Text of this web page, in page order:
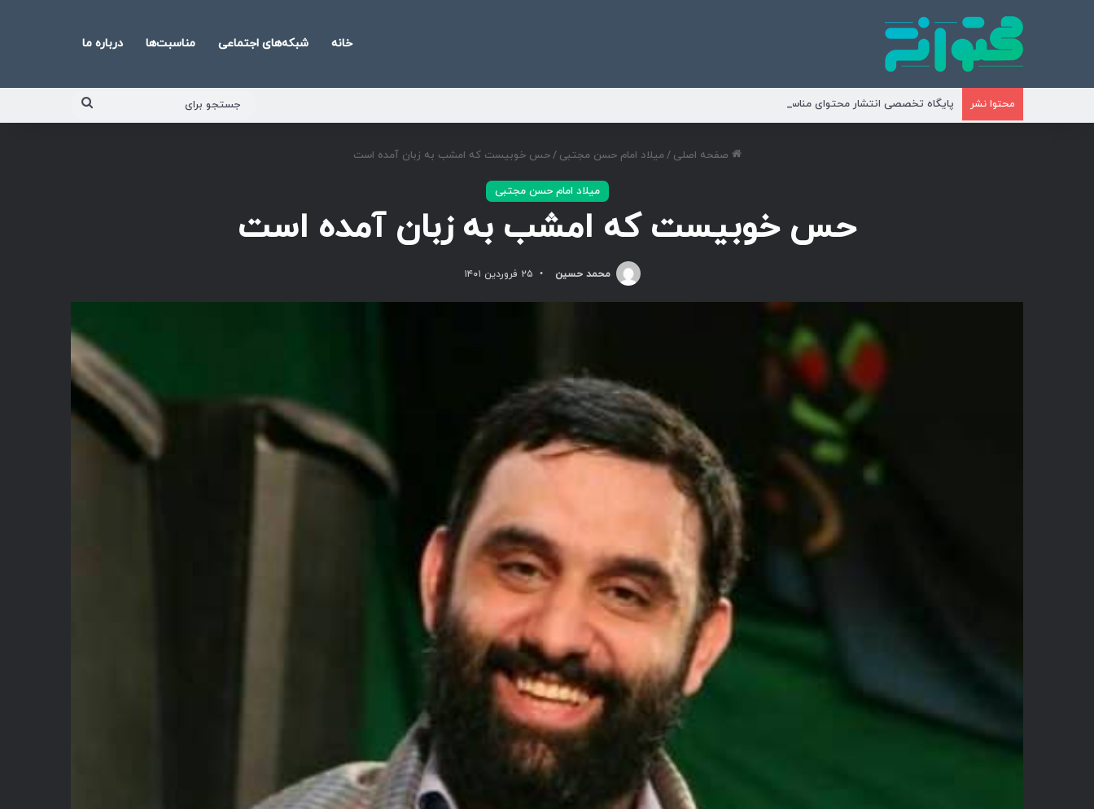
خانه شبکه‌های اجتماعی مناسبت‌ها درباره ما
محتوا نشر پایگاه تخصصی انتشار محتوای مناسبتی و موضوعی
صفحه اصلی /میلاد امام حسن مجتبی /حس خوبیست که امشب به زبان آمده است
میلاد امام حسن مجتبی
حس خوبیست که امشب به زبان آمده است
محمد حسین ۲۵ فروردین ۱۴۰۱
پخش‌کننده